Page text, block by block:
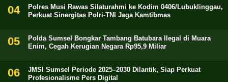
Polres Musi Rawas Silaturahmi ke Kodim 0406/Lubuklinggau,
Perkuat Sinergitas Polri-TNI Jaga Kamtibmas
Polda Sumsel Bongkar Tambang Batubara Ilegal di Muara
Enim, Cegah Kerugian Negara Rp95,9 Miliar
JMSI Sumsel Periode 2025–2030 Dilantik, Siap Perkuat
Profesionalisme Pers Digital